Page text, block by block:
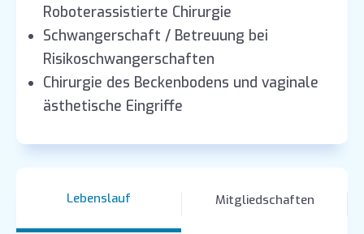
Roboterassistierte Chirurgie
Schwangerschaft / Betreuung bei
Risikoschwangerschaften
Chirurgie des Beckenbodens und vaginale
ästhetische Eingriffe
Lebenslauf Mitgliedschaften